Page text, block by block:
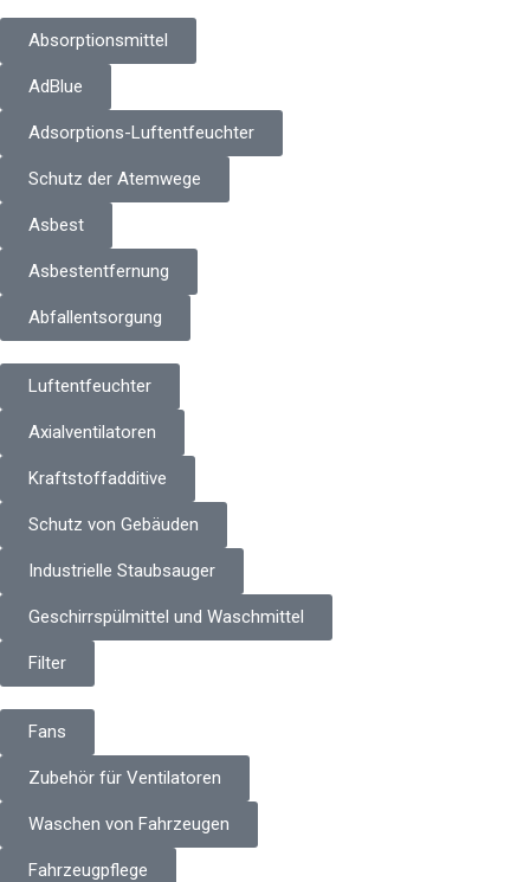
Absorptionsmittel
AdBlue
Adsorptions-Luftentfeuchter
Schutz der Atemwege
Asbest
Asbestentfernung
Abfallentsorgung
Luftentfeuchter
Axialventilatoren
Kraftstoffadditive
Schutz von Gebäuden
Industrielle Staubsauger
Geschirrspülmittel und Waschmittel
Filter
Fans
Zubehör für Ventilatoren
Waschen von Fahrzeugen
Fahrzeugpflege